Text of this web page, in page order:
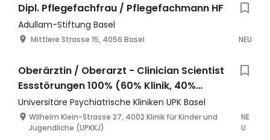
Dipl. Pflegefachfrau / Pflegefachmann HF
Adullam-Stiftung Basel
Mittlere Strasse 15, 4056 Basel NEU
Oberärztin / Oberarzt - Clinician Scientist
Essstörungen 100% (60% Klinik, 40%
Forschung)
Universitäre Psychiatrische Kliniken UPK Basel
Wilhelm Klein-Strasse 27, 4002 Klinik für Kinder und
Jugendliche (UPKKJ)
NE
U